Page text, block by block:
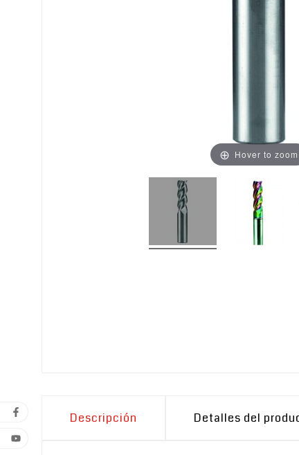
Hover to zoom
Descripción Detalles del